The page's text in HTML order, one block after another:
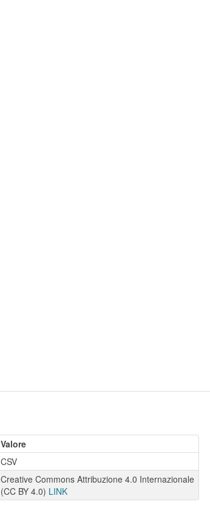
Valore
CSV
Creative Commons Attribuzione 4.0 Internazionale
(CC BY 4.0) LINK